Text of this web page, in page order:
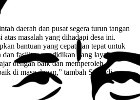
daerah dan pusat segera turun tangan
masalah yang dihadapi desa ini.
bantuan yang cepat dan tepat untuk
dan fasilitas pendidikan yang layak, agar
dengan baik dan memperoleh
di masa depan,” tambah Suryadi.